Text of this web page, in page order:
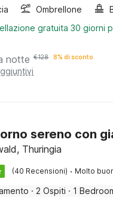
Ombrellone
gratuita 30 giorni
notte €128 8% di sconto
sereno con
Thuringia
(40 Recensioni) · Molto
· 2 Ospiti · 1